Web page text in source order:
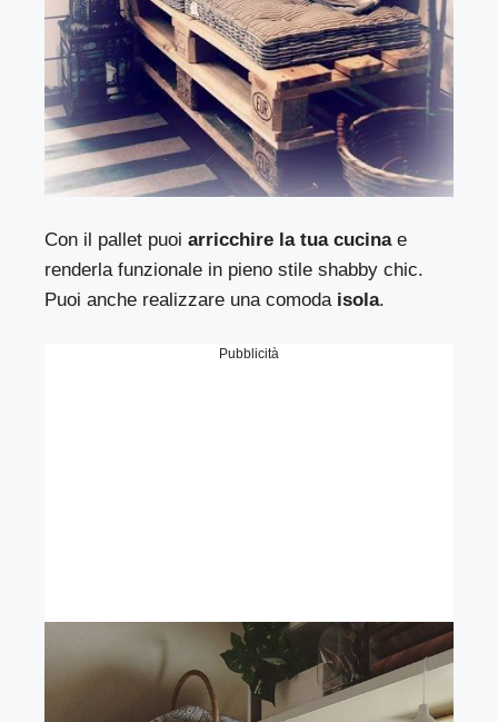
Con il pallet puoiarricchire la tua cucinae
renderla funzionale in pieno stile shabby chic.
Puoi anche realizzare una comodaisola.
Pubblicità